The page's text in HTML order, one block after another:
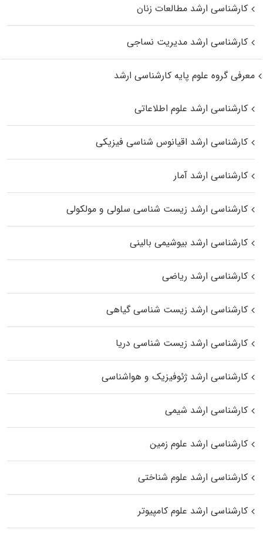
کارشناسی ارشد مطالعات زنان
کارشناسی ارشد مدیریت نساجی
معرفی گروه علوم پایه کارشناسی ارشد
کارشناسی ارشد علوم اطلاعاتی
کارشناسی ارشد اقیانوس‌ شناسی فیزیکی
کارشناسی ارشد آمار
کارشناسی ارشد زیست شناسی سلولی و مولکولی
کارشناسی ارشد بیوشیمی بالینی
کارشناسی ارشد ریاضی
کارشناسی ارشد زیست‌ شناسی گیاهی
کارشناسی ارشد زیست‌ شناسی دریا
کارشناسی ارشد ژئوفیزیک و هواشناسی
کارشناسی ارشد شیمی
کارشناسی ارشد علوم زمین
کارشناسی ارشد علوم شناختی
کارشناسی ارشد علوم کامپیوتر